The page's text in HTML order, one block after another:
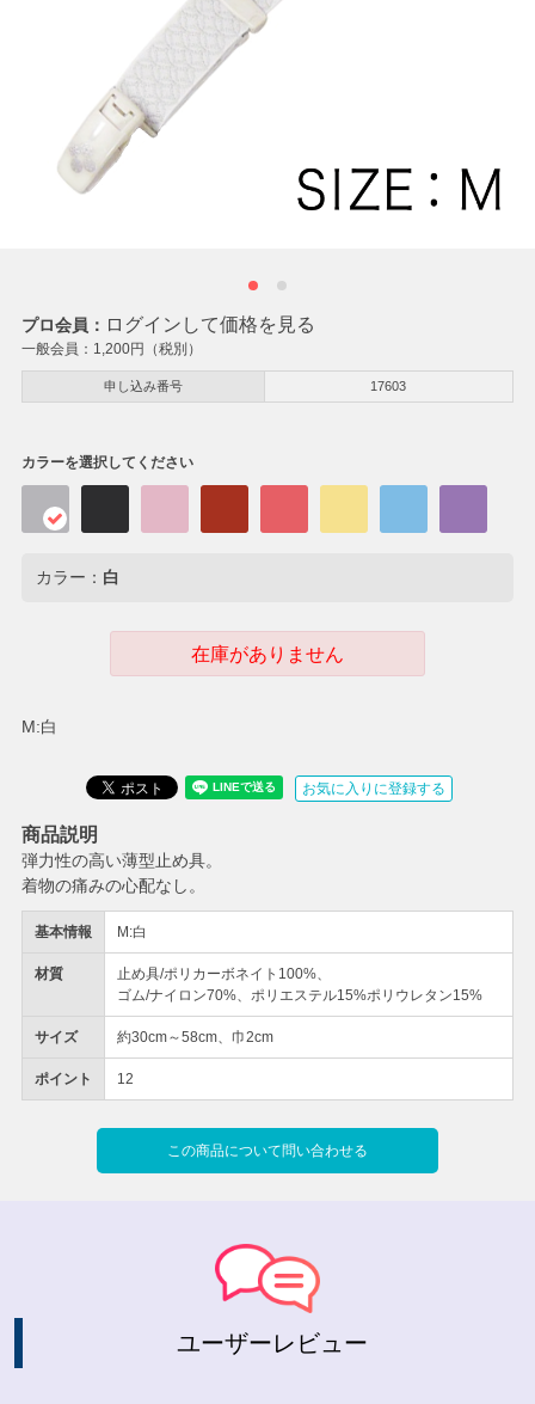
プロ会員： ログインして価格を見る
一般会員： 1,200円（税別）
申し込み番号 17603
M:白
基本情報 M:白
材質
止め具/ポリカーボネイト100%、
ゴム/ナイロン70%、ポリエステル15%ポリウレタン15%
サイズ 約30cm～58cm、巾2cm
ポイント 12
カラーを選択してください
カラー： 白
在庫がありません
お気に入りに登録する
この商品について問い合わせる
商品説明
弾力性の高い薄型止め具。
着物の痛みの心配なし。
ユーザーレビュー